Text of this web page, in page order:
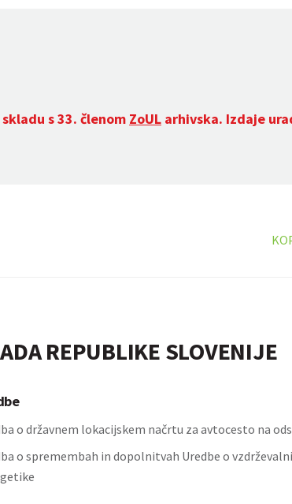
s 33. členom ZoUL arhivska. Izdaje
REPUBLIKE SLOVENIJE
o državnem lokacijskem načrtu za avtocesto na
o spremembah in dopolnitvah Uredbe o